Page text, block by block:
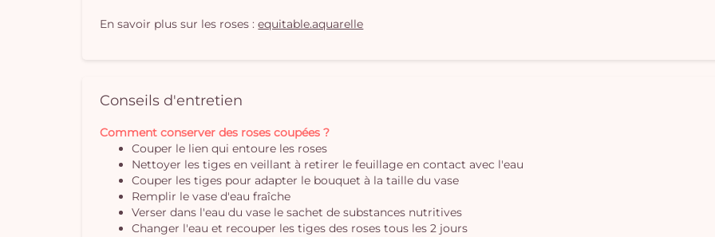
En savoir plus sur les roses :equitable.aquarelle
Conseils d'entretien
Comment conserver des roses coupées ?
Couper le lien qui entoure les roses
Nettoyer les tiges en veillant à retirer le feuillage en contact avec l'eau
Couper les tiges pour adapter le bouquet à la taille du vase
Remplir le vase d'eau fraîche
Verser dans l'eau du vase le sachet de substances nutritives
Changer l'eau et recouper les tiges des roses tous les 2 jours